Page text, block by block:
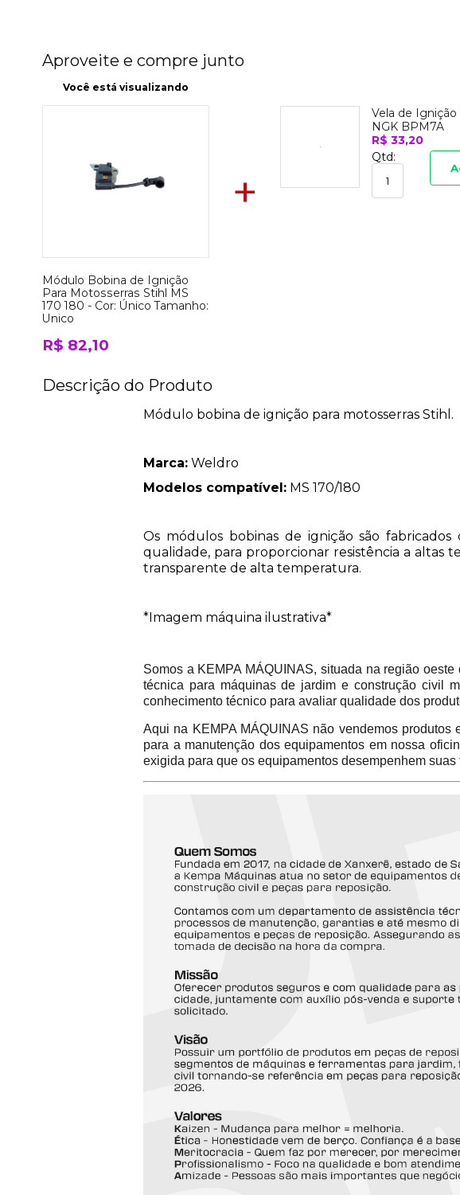
Aproveite e compre junto
Você está visualizando
Módulo Bobina de Ignição
Para Motosserras Stihl MS
170 180 - Cor: Único Tamanho:
Unico
R$ 82,10
+
Vela de
NGK BPM7A
R$ 33,20
Qtd:
Descrição do Produto
Módulo bobina de ignição para motosserras Stihl.
Marca: Weldro
Modelos compatível: MS 170/180
Os módulos bobinas de ignição são
qualidade, para proporcionar resistência a altas
transparente de alta temperatura.
*Imagem máquina ilustrativa*
Somos a KEMPA MÁQUINAS, situada na região
técnica para máquinas de jardim e construção civil
conhecimento técnico para avaliar qualidade dos
Aqui na KEMPA MÁQUINAS não vendemos
para a manutenção dos equipamentos em nossa
exigida para que os equipamentos desempenhem